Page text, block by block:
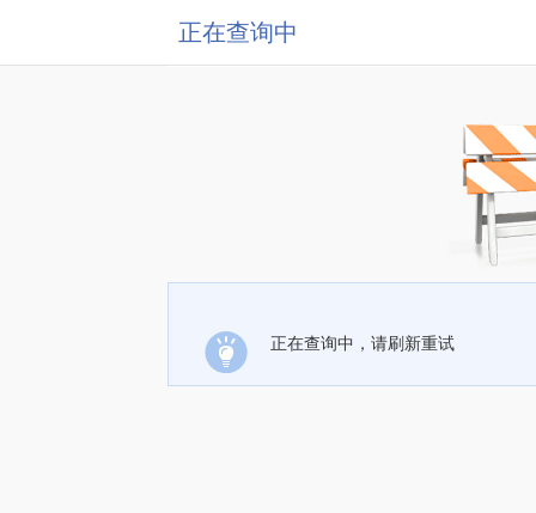
正在查询中
正在查询中，请刷新重试